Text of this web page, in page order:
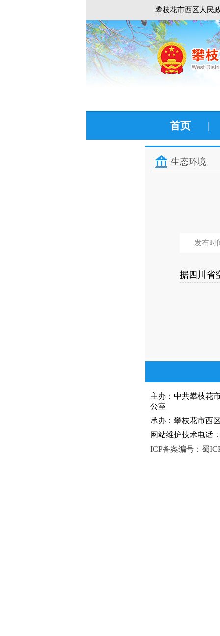
攀枝花市西区人民
首页 |
生态环境
发布时
据四川省
主办：中共攀枝
公室
承办：攀枝花市西
网站维护技术电话
ICP备案编号：蜀